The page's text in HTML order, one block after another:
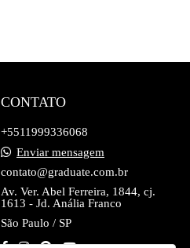
CONTATO
+5511999336068
Enviar mensagem
contato@graduate.com.br
Av. Ver. Abel Ferreira, 1844, cj.
1613 - Jd. Anália Franco
São Paulo / SP